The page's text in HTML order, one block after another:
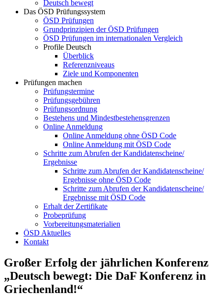
Deutsch bewegt
Das ÖSD Prüfungssystem
ÖSD Prüfungen
Grundprinzipien der ÖSD Prüfungen
ÖSD Prüfungen im internationalen Vergleich
Profile Deutsch
Überblick
Referenzniveaus
Ziele und Komponenten
Prüfungen machen
Prüfungstermine
Prüfungsgebühren
Prüfungsordnung
Bestehens und Mindestbestehensgrenzen
Online Anmeldung
Online Anmeldung ohne ÖSD Code
Online Anmeldung mit ÖSD Code
Schritte zum Abrufen der Kandidatenscheine/
Ergebnisse
Schritte zum Abrufen der Kandidatenscheine/
Ergebnisse ohne ÖSD Code
Schritte zum Abrufen der Kandidatenscheine/
Ergebnisse mit ÖSD Code
Erhalt der Zertifikate
Probeprüfung
Vorbereitungsmaterialien
ÖSD Aktuelles
Kontakt
Großer Erfolg der jährlichen Konferenz
„Deutsch bewegt: Die DaF Konferenz in
Griechenland!“